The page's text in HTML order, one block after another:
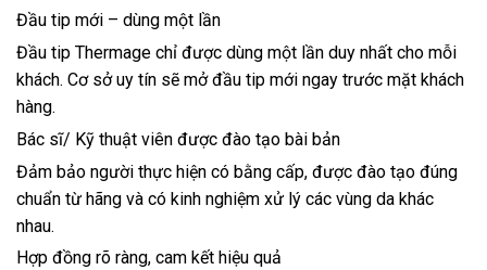
Đầu tip mới – dùng một lần
Đầu tip Thermage chỉ được dùng một lần duy nhất cho mỗi
khách. Cơ sở uy tín sẽ mở đầu tip mới ngay trước mặt khách
hàng.
Bác sĩ/ Kỹ thuật viên được đào tạo bài bản
Đảm bảo người thực hiện có bằng cấp, được đào tạo đúng
chuẩn từ hãng và có kinh nghiệm xử lý các vùng da khác
nhau.
Hợp đồng rõ ràng, cam kết hiệu quả